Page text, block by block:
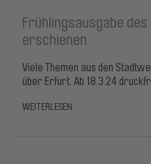
Frühlingsausgabe des
erschienen
Viele Themen aus den
über Erfurt. Ab 18.3.24
WEITERLESEN